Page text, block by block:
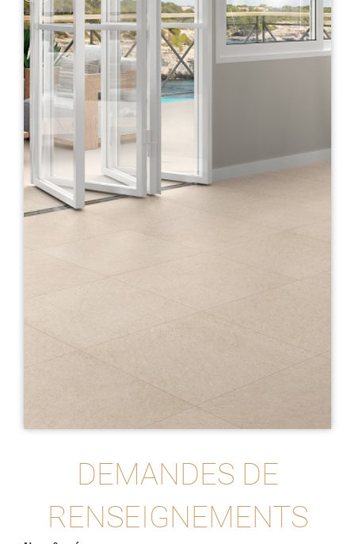
DEMANDES DE
RENSEIGNEMENTS